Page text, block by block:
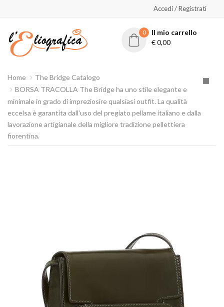
Accedi / Registrati
0
Il mio carrello
€0,00
Home
The Bridge Catalogo
BORSA TRACOLLA The Bridge ha uno stile elegante e
minimale in grado di impreziosire qualsiasi outfit. La qualità
eccelsa è garantita dall'uso del pregiato pellame italiano e dalla
lavorazione artigianale della migliore tradizione pellettiera
fiorentina.